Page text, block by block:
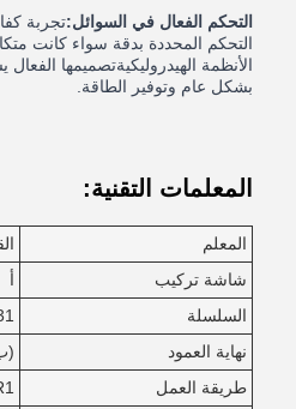
التحكم الفعال في السوائل:تجربة
التحكم المحددة بدقة سواء كانت
الأنظمة الهيدروليكيةتصميمها
بشكل عام وتوفير الطاقة.
المعلمات التقنية:
المعلم
شاشة تركيب
أ
السلسلة
نهاية العمود
طريقة العمل